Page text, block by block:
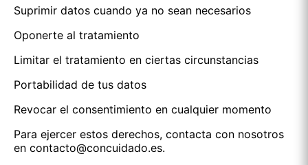
Suprimir datos cuando ya no sean necesarios
Oponerte al tratamiento
Limitar el tratamiento en ciertas circunstancias
Portabilidad de tus datos
Revocar el consentimiento en cualquier momento
Para ejercer estos derechos, contacta con nosotros
en contacto@concuidado.es.